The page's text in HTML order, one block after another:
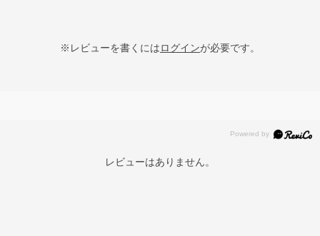
※レビューを書くにはログインが必要です。
レビューはありません。